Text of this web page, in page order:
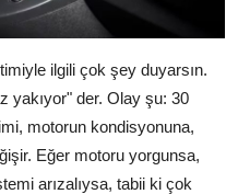
ilgili çok şey duyarsın.
yakıyor" der. Olay şu: 30
motorun kondisyonuna,
Eğer motoru yorgunsa,
arızalıysa, tabii ki çok